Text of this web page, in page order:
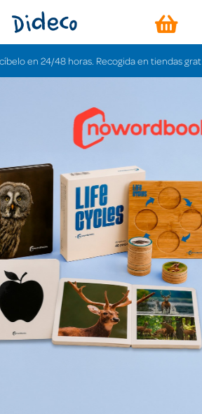
Recogida en tiendas gratis en 3-6 días.